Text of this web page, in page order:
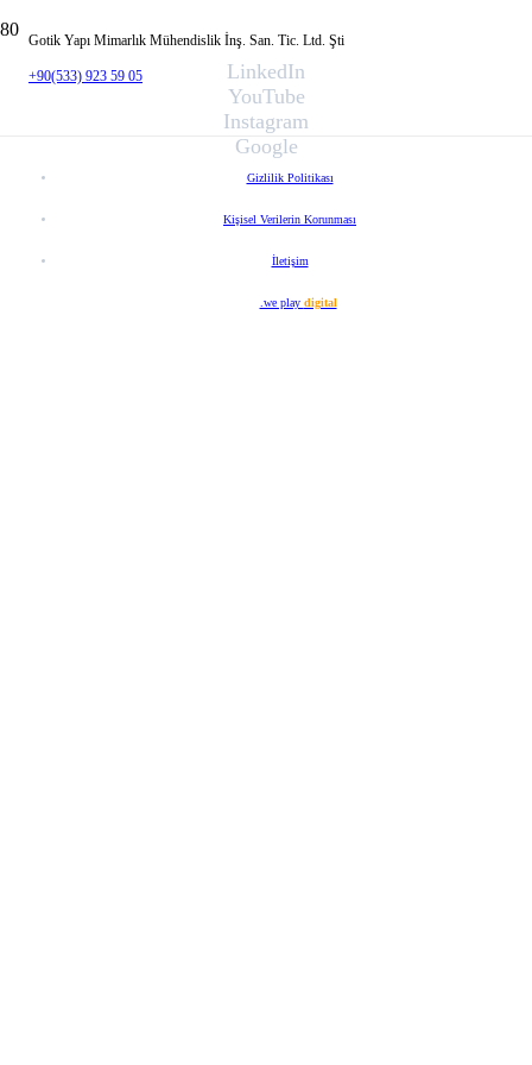
Gotik Yapı Mimarlık Mühendislik İnş. San. Tic. Ltd. Şti
+90(533) 923 59 05
LinkedIn
YouTube
Instagram
Google
Gizlilik Politikası
Kişisel Verilerin Korunması
İletişim
.we play digital